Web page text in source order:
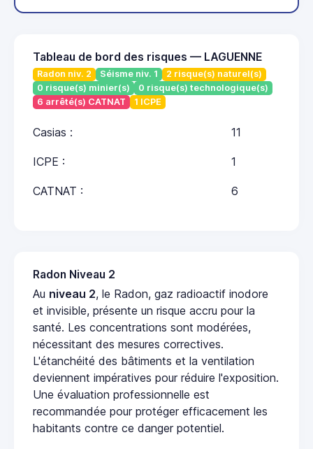
Tableau de bord des risques — LAGUENNE
Radon niv. 2 Séisme niv. 1
2 risque(s) naturel(s)
0 risque(s) minier(s)
0 risque(s) technologique(s)
6 arrêté(s) CATNAT
1 ICPE
Casias : 11
ICPE : 1
CATNAT : 6
Radon Niveau 2
Au niveau 2, le Radon, gaz radioactif inodore
et invisible, présente un risque accru pour la
santé. Les concentrations sont modérées,
nécessitant des mesures correctives.
L'étanchéité des bâtiments et la ventilation
deviennent impératives pour réduire l'exposition.
Une évaluation professionnelle est
recommandée pour protéger efficacement les
habitants contre ce danger potentiel.